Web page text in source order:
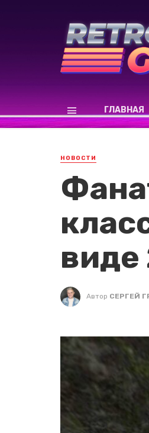
ГЛАВНАЯ
НОВОСТИ
виде
Автор СЕРГЕЙ